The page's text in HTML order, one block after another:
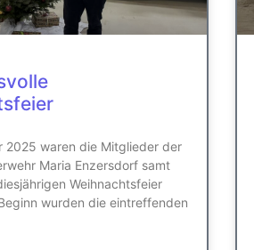
2025 waren die Mitglieder der
Maria Enzersdorf samt
Weihnachtsfeier
wurden die eintreffenden